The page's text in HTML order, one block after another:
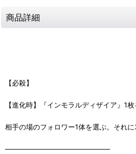
商品詳細
【必殺】
【進化時】『インモラルディザイア』1枚
相手の場のフォロワー1体を選ぶ。それに
―――――――――――――――